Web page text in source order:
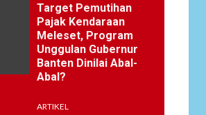
Target Pemutihan
Pajak Kendaraan
Meleset, Program
Unggulan Gubernur
Banten Dinilai Abal-
Abal?
ARTIKEL